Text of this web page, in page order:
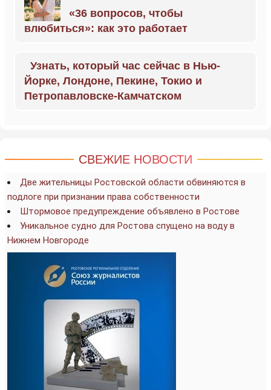
«36 вопросов, чтобы
влюбиться»: как это работает
Узнать, который час сейчас в Нью-
Йорке, Лондоне, Пекине, Токио и
Петропавловске-Камчатском
СВЕЖИЕ НОВОСТИ
Две жительницы Ростовской области обвиняются в
подлоге при признании права собственности
Штормовое предупреждение объявлено в Ростове
Уникальное судно для Ростова спущено на воду в
Нижнем Новгороде